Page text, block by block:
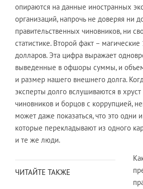
опираются на данные иностранных
организаций, напрочь не доверяя ни
правительственных чиновников, ни
статистике. Второй факт –
долларов. Эта цифра выражает
выведенные в офшоры суммы, и
и размер нашего внешнего долга.
эксперты долго вслушиваются в
чиновников и борцов с коррупцией,
может даже показаться, что это одни
которые перекладывают из одного
и те же люди.
ЧИТАЙТЕ ТАКЖЕ